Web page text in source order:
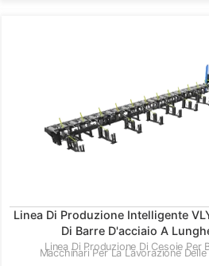
Linea Di Produzione Intelligente
Di Barre D'acciaio A
Linea Di Produzione Di Cesoie Per
Macchinari Per La Lavorazione